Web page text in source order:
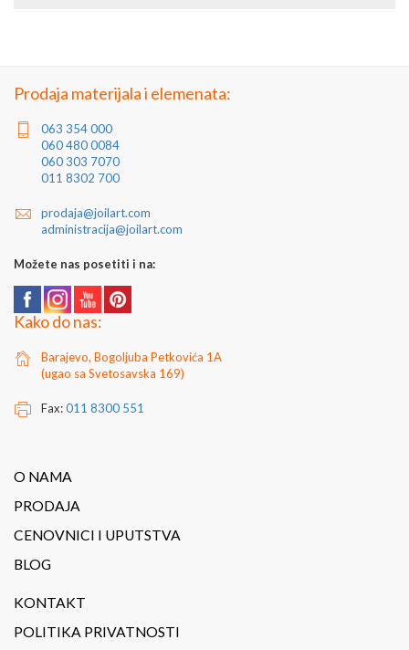
Prodaja materijala i elemenata:
063 354 000
060 480 0084
060 303 7070
011 8302 700
prodaja@joilart.com
administracija@joilart.com
Možete nas posetiti i na:
Kako do nas:
Barajevo, Bogoljuba Petkovića 1A
(ugao sa Svetosavska 169)
Fax:011 8300 551
O NAMA
PRODAJA
CENOVNICI I UPUTSTVA
BLOG
KONTAKT
POLITIKA PRIVATNOSTI